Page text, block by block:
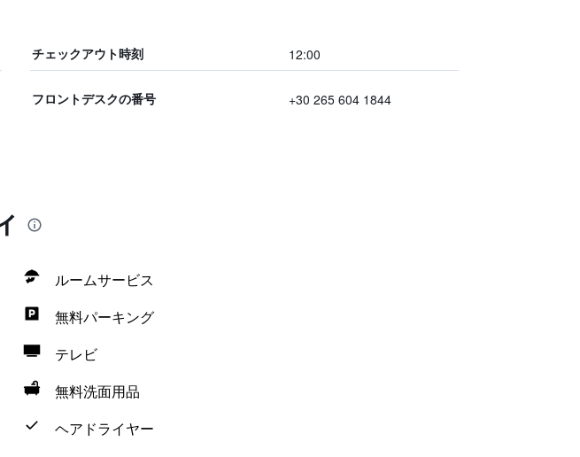
チェックアウト時刻 12:00
フロントデスクの番号 +30 265 604 1844
ルームサービス
無料パーキング
テレビ
無料洗面用品
ヘアドライヤー